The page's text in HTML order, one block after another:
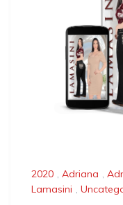
2020 , Adriana ,
Lamasini ,